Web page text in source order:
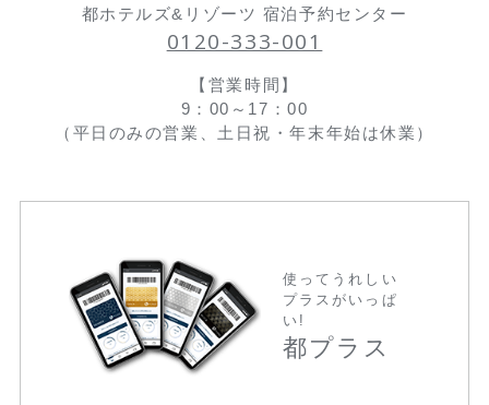
都ホテルズ&リゾーツ 宿泊予約センター
0120-333-001
【営業時間】
9：00～17：00
（平日のみの営業、土日祝・年末年始は休業）
使ってうれしい
プラスがいっぱ
い!
都プラス